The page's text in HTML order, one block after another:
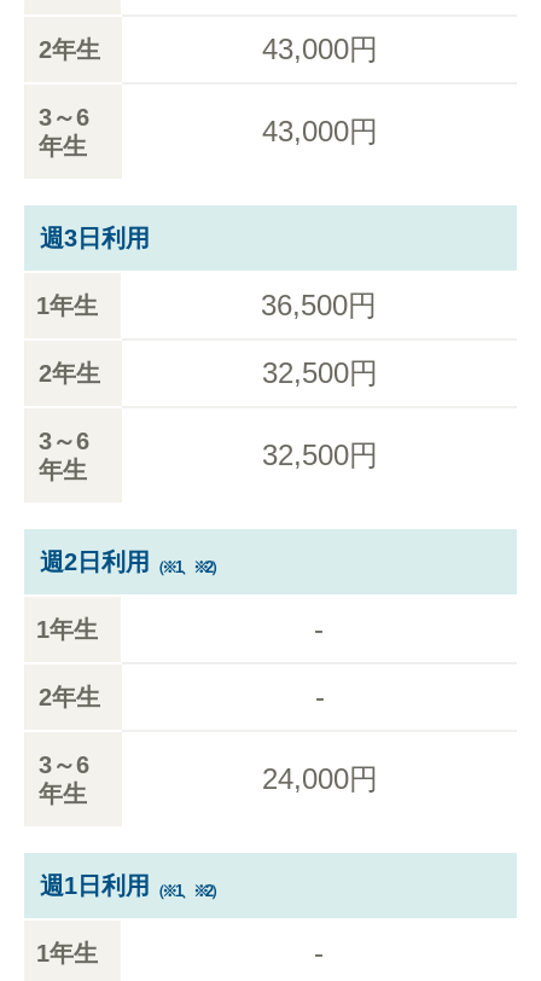
2年生 43,000円
3～6
年生
43,000円
週3日利用
1年生 36,500円
2年生 32,500円
3～6
年生
32,500円
週2日利用 （※1、※2）
1年生 -
2年生 -
3～6
年生
24,000円
週1日利用 （※1、※2）
1年生 -